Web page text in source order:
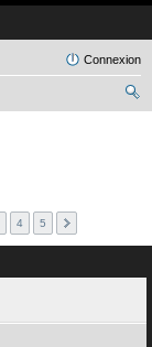
Connexion
4 5